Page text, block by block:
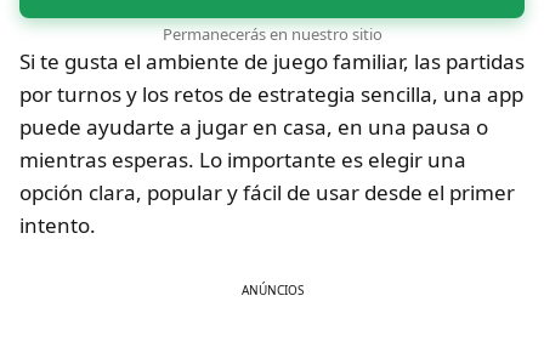
Permanecerás en nuestro sitio
Si te gusta el ambiente de juego familiar, las partidas
por turnos y los retos de estrategia sencilla, una app
puede ayudarte a jugar en casa, en una pausa o
mientras esperas. Lo importante es elegir una
opción clara, popular y fácil de usar desde el primer
intento.
ANÚNCIOS